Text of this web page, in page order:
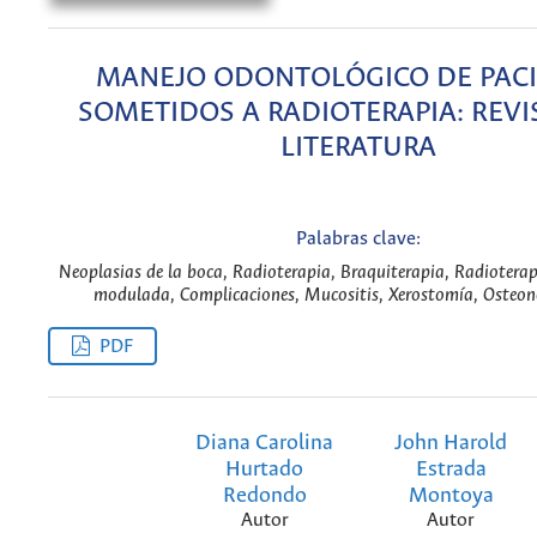
MANEJO ODONTOLÓGICO DE
SOMETIDOS A RADIOTERAPIA:
LITERATURA
Palabras clave:
Neoplasias de la boca, Radioterapia, Braquiterapia,
modulada, Complicaciones, Mucositis, Xerostomía,
PDF
Diana Carolina
Hurtado
Redondo
Autor
John Harold
Estrada
Montoya
Autor